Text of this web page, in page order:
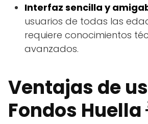
Interfaz sencilla y
usuarios de todas las
requiere conocimientos
avanzados.
Ventajas de
Fondos Huella